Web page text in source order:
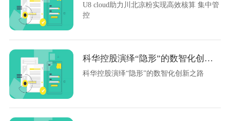
U8 cloud助力川北凉粉实现高效核算 集中管
控
科华控股演绎“隐形”的数智化创新之路
科华控股演绎“隐形”的数智化创新之路